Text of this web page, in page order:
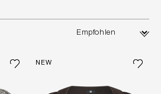
NEW